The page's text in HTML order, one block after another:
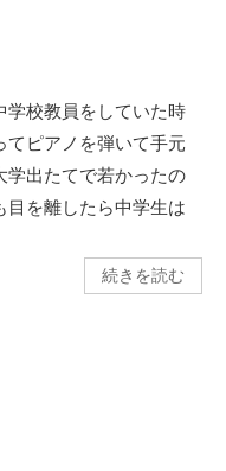
学校教員をしていた時
てピアノを弾いて手元
学出たてで若かったの
目を離したら中学生は
続きを読む